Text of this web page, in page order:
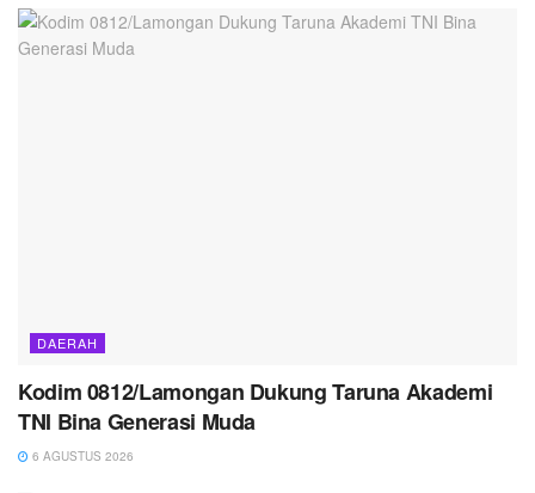
DAERAH
Kodim 0812/Lamongan Dukung Taruna Akademi
TNI Bina Generasi Muda
6 AGUSTUS 2026